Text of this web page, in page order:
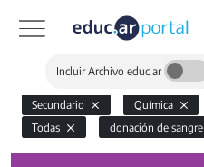
Incluir Archivo educ.ar
Secundario Química
Todas
donación de sangre